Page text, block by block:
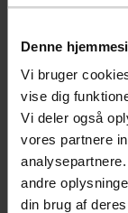
Denne
Vi bruger
vise dig
Vi deler også
vores partnere
andre
din brug af
Mads